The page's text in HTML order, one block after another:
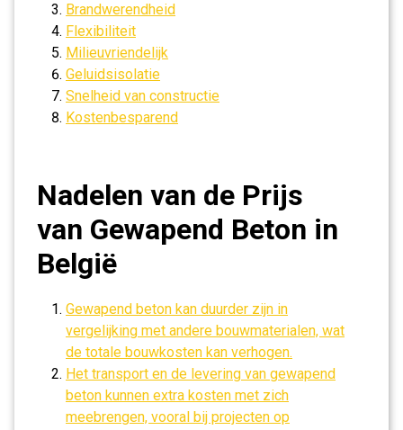
Brandwerendheid
Flexibiliteit
Milieuvriendelijk
Geluidsisolatie
Snelheid van constructie
Kostenbesparend
Nadelen van de Prijs
van Gewapend Beton in
België
Gewapend beton kan duurder zijn in
vergelijking met andere bouwmaterialen, wat
de totale bouwkosten kan verhogen.
Het transport en de levering van gewapend
beton kunnen extra kosten met zich
meebrengen, vooral bij projecten op